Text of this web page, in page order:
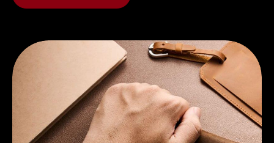
Entdecken Sie Union Glashütte